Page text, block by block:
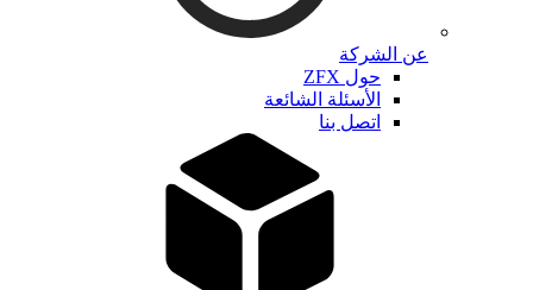
عن الشركة
حول ZFX
الأسئلة الشائعة
اتصل بنا